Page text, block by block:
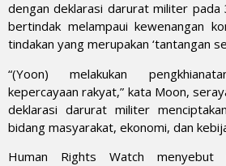
dengan deklarasi darurat militer
bertindak melampaui kewenangan
tindakan yang merupakan ‘tantangan
“(Yoon) melakukan
kepercayaan rakyat,” kata Moon,
deklarasi darurat militer
bidang masyarakat, ekonomi, dan
Human Rights Watch menyebut